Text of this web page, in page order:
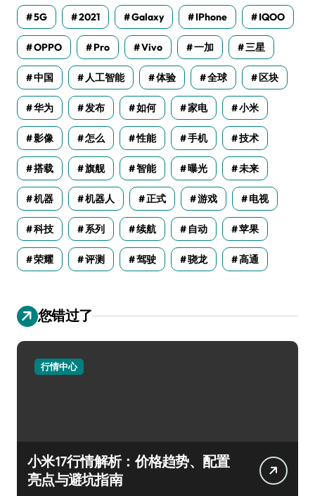
5G 2021 Galaxy IPhone IQOO
OPPO Pro Vivo 一加 三星
中国 人工智能 体验 全球 区块
华为 发布 如何 家电 小米
影像 怎么 性能 手机 技术
搭载 旗舰 智能 曝光 未来
机器 机器人 正式 游戏 电视
科技 系列 续航 自动 苹果
荣耀 评测 驾驶 骁龙 高通
您错过了
行情中心
小米17行情解析：价格趋势、配置
亮点与避坑指南